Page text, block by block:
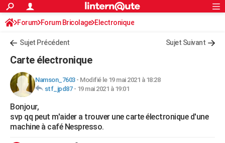
ACTUALITÉS
Politique
Société
Faits Divers
Education
Monde
Villes
+
FINANCE
Retraite
Impôts
Epargne
Immobilier
Risques naturels par ville
Banque
Assurance
Crédit
AUTO
Essais
Réserver un essai
Citadines
Berlines
SUV
Forum auto
+HIGH-TECH
Mobiles
Meilleur smartphone
Internet
Ordinateurs
Jeux vidéo
Guide high-tech
+
S'inscrire
Connexion
Forum Forum Bricolage Electronique
Sujet Précédent Sujet Suivant
Carte électronique
Namson_7603- Modifié le 19 mai 2021 à 18:28
stf_jpd87- 19 mai 2021 à 19:01
Bonjour,
svp qq peut m'aider a trouver une carte électronique d'une
machine à café Nespresso.